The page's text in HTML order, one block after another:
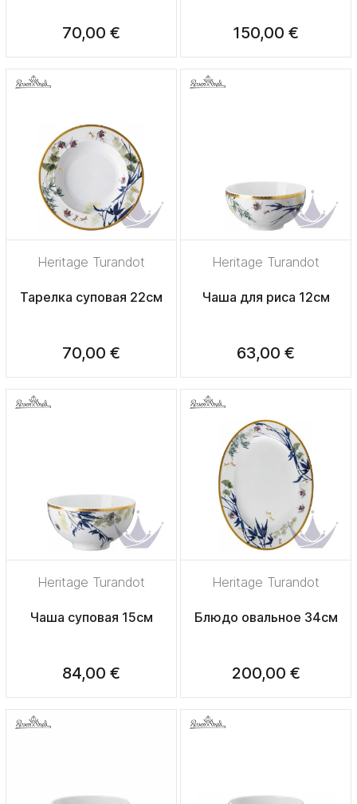
70,00 € 150,00 €
Heritage Turandot
Тарелка суповая 22см
70,00 €
Heritage Turandot
Чаша для риса 12см
63,00 €
Heritage Turandot
Чаша суповая 15см
84,00 €
Heritage Turandot
Блюдо овальное 34см
200,00 €